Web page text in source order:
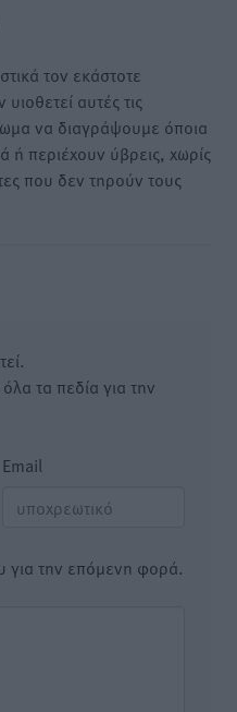
τον εκάστοτε
αυτές τις
να διαγράψουμε όποια
ή περιέχουν ύβρεις, χωρίς
που δεν τηρούν τους
τα πεδία για την
Email
για την επόμενη φορά.